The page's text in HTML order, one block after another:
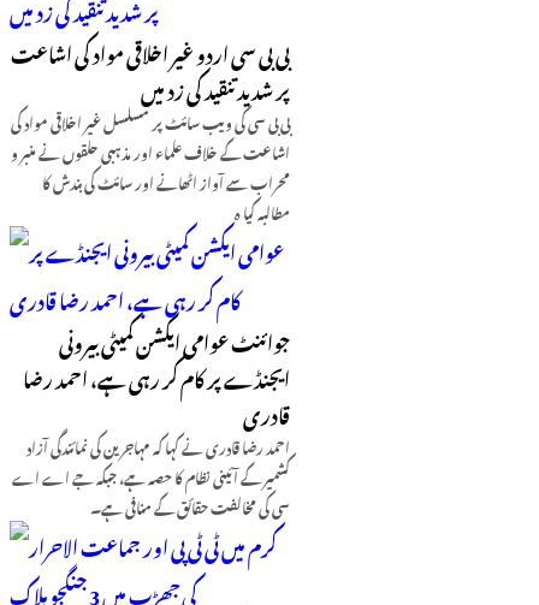
بی بی سی اردو غیر اخلاقی مواد کی اشاعت
پر شدید تنقید کی زد میں
بی بی سی کی ویب سائٹ پر مسلسل غیر اخلاقی مواد کی
اشاعت کے خلاف علماء اور مذہبی حلقوں نے منبر و
محراب سے آواز اٹھانے اور سائٹ کی بندش کا
مطالبہ کیا ہ
جوائنٹ عوامی ایکشن کمیٹی بیرونی
ایجنڈے پر کام کر رہی ہے، احمد رضا
قادری
احمد رضا قادری نے کہا کہ مہاجرین کی نمائندگی آزاد
کشمیر کے آئینی نظام کا حصہ ہے، جبکہ جے اے اے
سی کی مخالفت حقائق کے منافی ہے۔